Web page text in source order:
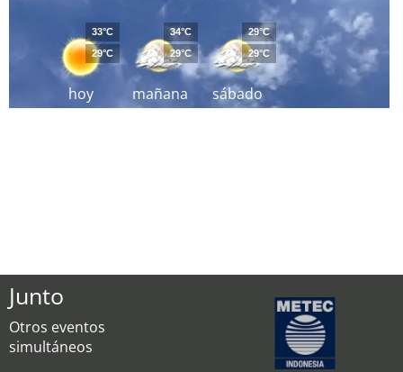
hoy
33°C
29°C
mañana
34°C
29°C
sábado
29°C
29°C
Junto
Otros eventos
simultáneos